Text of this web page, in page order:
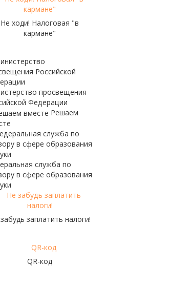
Не ходи! Налоговая "в
кармане"
просвещения
Федерации
Решаем
служба по
в сфере образования
заплатить налоги!
QR-код